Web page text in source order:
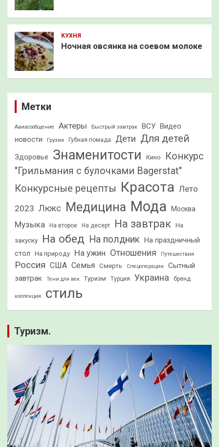
КУХНЯ
Ночная овсянка на соевом молоке
Метки
Авиасообщение Актеры Быстрый завтрак ВСУ Видео
новости
Грузия Губная помада Дети Для детей
Здоровье Знаменитости Кино
Конкурс
"Грильмания с булочками Bagerstat"
Конкурсные рецепты Красота Лето
2023 Люкс Медицина Мода Москва
Музыка На второе На десерт На завтрак На
закуску На обед На полдник На праздничный
стол
На природу На ужин Отношения Путешествия
Россия США Семья Смерть Спецоперации
Сытный
завтрак
Тени для век Туризм Турция Украина бренд
коллекция стиль
Туризм.